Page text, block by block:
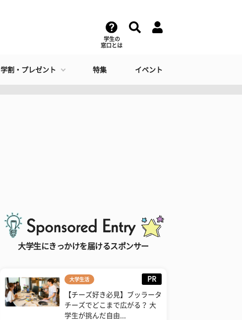
学生の
窓口とは
学割・プレゼント 特集 イベント
大学生にきっかけを届けるスポンサー
大学生活 PR
【チーズ好き必見】ブッラータ
チーズでどこまで広がる？ 大
学生が挑んだ自由...